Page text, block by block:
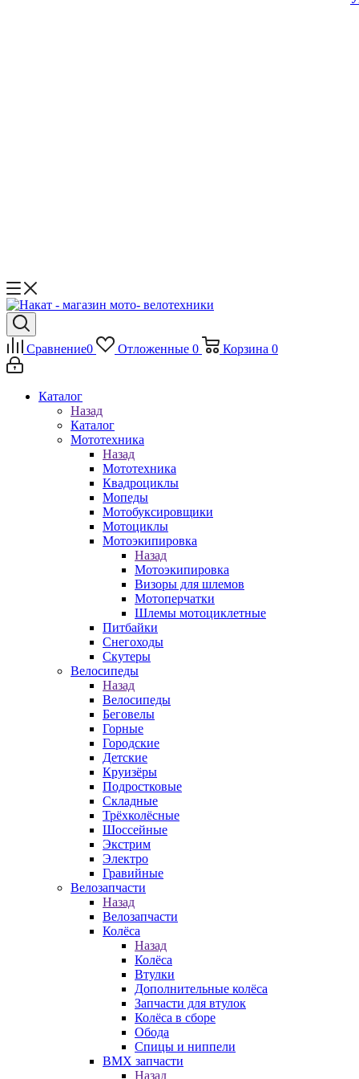
Сравнение0 Отложенные 0 Корзина 0
Каталог
Назад
Каталог
Мототехника
Назад
Мототехника
Квадроциклы
Мопеды
Мотобуксировщики
Мотоциклы
Мотоэкипировка
Назад
Мотоэкипировка
Визоры для шлемов
Мотоперчатки
Шлемы мотоциклетные
Питбайки
Снегоходы
Скутеры
Велосипеды
Назад
Велосипеды
Беговелы
Горные
Городские
Детские
Круизёры
Подростковые
Складные
Трёхколёсные
Шоссейные
Экстрим
Электро
Гравийные
Велозапчасти
Назад
Велозапчасти
Колёса
Назад
Колёса
Втулки
Дополнительные колёса
Запчасти для втулок
Колёса в сборе
Обода
Спицы и ниппели
BMX запчасти
Назад